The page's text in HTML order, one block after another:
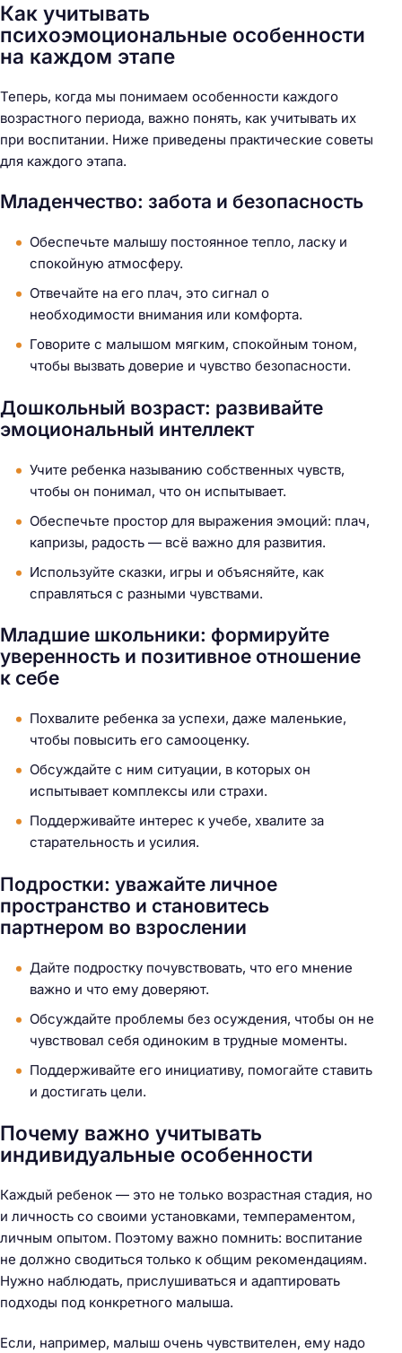
Как учитывать
психоэмоциональные особенности
на каждом этапе
Теперь, когда мы понимаем особенности каждого
возрастного периода, важно понять, как учитывать их
при воспитании. Ниже приведены практические советы
для каждого этапа.
Младенчество: забота и безопасность
Обеспечьте малышу постоянное тепло, ласку и
спокойную атмосферу.
Отвечайте на его плач, это сигнал о
необходимости внимания или комфорта.
Говорите с малышом мягким, спокойным тоном,
чтобы вызвать доверие и чувство безопасности.
Дошкольный возраст: развивайте
эмоциональный интеллект
Учите ребенка называнию собственных чувств,
чтобы он понимал, что он испытывает.
Обеспечьте простор для выражения эмоций: плач,
капризы, радость — всё важно для развития.
Используйте сказки, игры и объясняйте, как
справляться с разными чувствами.
Младшие школьники: формируйте
уверенность и позитивное отношение
к себе
Похвалите ребенка за успехи, даже маленькие,
чтобы повысить его самооценку.
Обсуждайте с ним ситуации, в которых он
испытывает комплексы или страхи.
Поддерживайте интерес к учебе, хвалите за
старательность и усилия.
Подростки: уважайте личное
пространство и становитесь
партнером во взрослении
Дайте подростку почувствовать, что его мнение
важно и что ему доверяют.
Обсуждайте проблемы без осуждения, чтобы он не
чувствовал себя одиноким в трудные моменты.
Поддерживайте его инициативу, помогайте ставить
и достигать цели.
Почему важно учитывать
индивидуальные особенности
Каждый ребенок — это не только возрастная стадия, но
и личность со своими установками, темпераментом,
личным опытом. Поэтому важно помнить: воспитание
не должно сводиться только к общим рекомендациям.
Нужно наблюдать, прислушиваться и адаптировать
подходы под конкретного малыша.
Если, например, малыш очень чувствителен, ему надо